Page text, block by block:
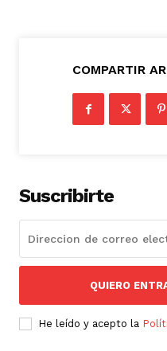
COMPARTIR
Suscribirte
QUIERO
He leído y acepto la